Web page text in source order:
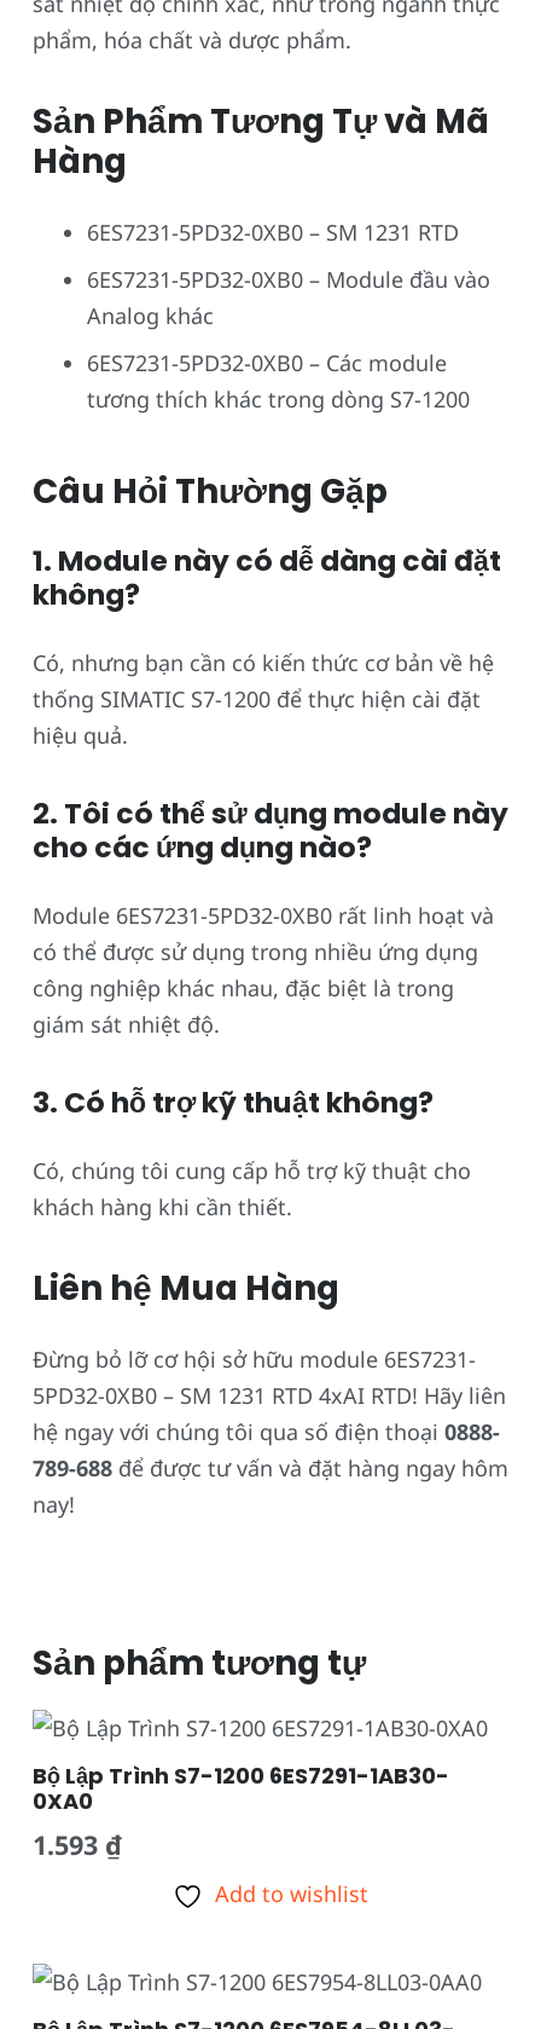
phẩm, hóa chất và dược phẩm.
Sản Phẩm Tương Tự và Mã
Hàng
6ES7231-5PD32-0XB0 – SM 1231 RTD
6ES7231-5PD32-0XB0 – Module đầu vào
Analog khác
6ES7231-5PD32-0XB0 – Các module
tương thích khác trong dòng S7-1200
Câu Hỏi Thường Gặp
1. Module này có dễ dàng cài đặt
không?
Có, nhưng bạn cần có kiến thức cơ bản về hệ
thống SIMATIC S7-1200 để thực hiện cài đặt
hiệu quả.
2. Tôi có thể sử dụng module này
cho các ứng dụng nào?
Module 6ES7231-5PD32-0XB0 rất linh hoạt và
có thể được sử dụng trong nhiều ứng dụng
công nghiệp khác nhau, đặc biệt là trong
giám sát nhiệt độ.
3. Có hỗ trợ kỹ thuật không?
Có, chúng tôi cung cấp hỗ trợ kỹ thuật cho
khách hàng khi cần thiết.
Liên hệ Mua Hàng
Đừng bỏ lỡ cơ hội sở hữu module 6ES7231-
5PD32-0XB0 – SM 1231 RTD 4xAI RTD! Hãy liên
hệ ngay với chúng tôi qua số điện thoại 0888-
789-688 để được tư vấn và đặt hàng ngay hôm
nay!
Sản phẩm tương tự
Bộ Lập Trình S7-1200 6ES7291-1AB30-
0XA0
1.593 ₫
Add to wishlist